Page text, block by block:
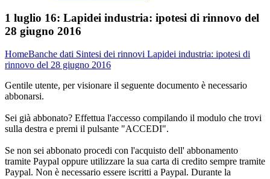
1 luglio 16: Lapidei industria: ipotesi di rinnovo del
28 giugno 2016
HomeBanche dati Sintesi dei rinnovi Lapidei industria: ipotesi di
rinnovo del 28 giugno 2016
Gentile utente, per visionare il seguente documento è necessario
abbonarsi.
Sei già abbonato? Effettua l'accesso compilando il modulo che trovi
sulla destra e premi il pulsante "ACCEDI".
Se non sei abbonato procedi con l'acquisto dell' abbonamento
tramite Paypal oppure utilizzare la sua carta di credito sempre tramite
Paypal. Non è necessario essere iscritti a Paypal. Durante la